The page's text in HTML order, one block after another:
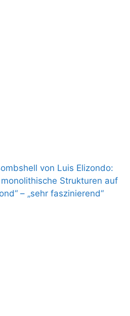
von Luis Elizondo:
monolithische Strukturen auf
– „sehr faszinierend“